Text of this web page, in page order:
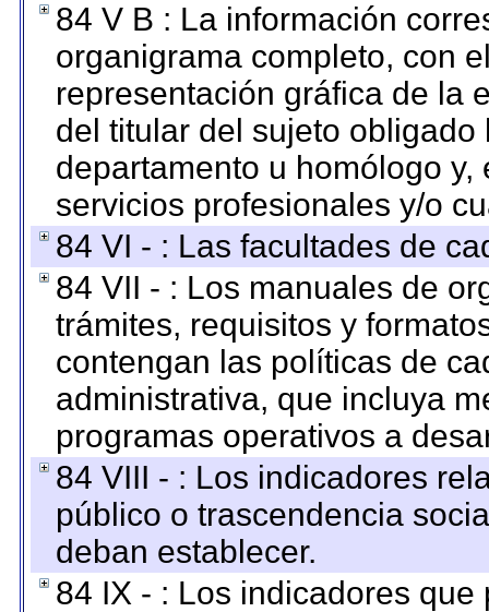
84 V B : La información
organigrama completo, con
representación gráfica de la
del titular del sujeto
departamento u homólogo
servicios profesionales y/o
84 VI - : Las facultades de
84 VII - : Los manuales de
trámites, requisitos y
contengan las políticas de
administrativa, que incluya
programas operativos a
84 VIII - : Los indicadores
público o trascendencia
deban establecer.
84 IX - : Los indicadores